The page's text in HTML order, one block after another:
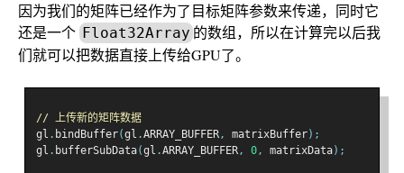
因为我们的矩阵已经作为了目标矩阵参数来传递，同时它
还是一个 Float32Array 的数组，所以在计算完以后我
们就可以把数据直接上传给GPU了。
// 上传新的矩阵数据
gl . bindBuffer(gl .ARRAY_BUFFER, matrixBuffer);
gl . bufferSubData(gl .ARRAY_BUFFER, 0, matrixData);